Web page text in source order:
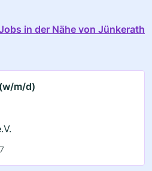
in der Nähe von Jünkerath
m/d)